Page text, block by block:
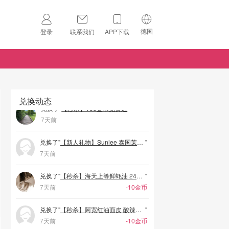
登录 联系我们 APP下载
扫码下载 App
Download the
Android App
德国
🇺🇸
🇩🇪德国
🇦🇺澳洲
兑换动态
7天前
-10金币
兑换了" 【秒杀】100金币免费送"
兑换了"【秒杀】100金币免费送"
兑换了"
7天前
7天前
7天前
7天前
-10金币